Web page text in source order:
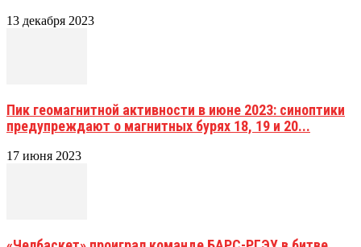
13 декабря 2023
Пик геомагнитной активности в июне 2023: синоптики
предупреждают о магнитных бурях 18, 19 и 20...
17 июня 2023